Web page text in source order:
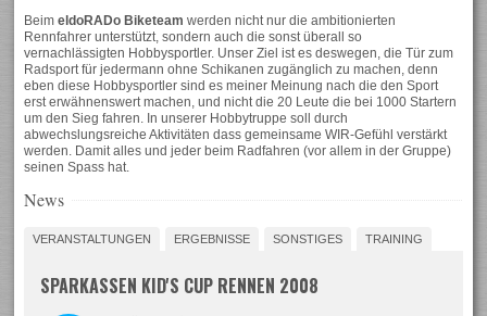
BeimeldoRADo Biketeam werden nicht nur die ambitionierten
Rennfahrer unterstützt, sondern auch die sonst überall so
vernachlässigten Hobbysportler. Unser Ziel ist es deswegen, die Tür zum
Radsport für jedermann ohne Schikanen zugänglich zu machen, denn
eben diese Hobbysportler sind es meiner Meinung nach die den Sport
erst erwähnenswert machen, und nicht die 20 Leute die bei 1000 Startern
um den Sieg fahren. In unserer Hobbytruppe soll durch
abwechslungsreiche Aktivitäten dass gemeinsame WIR-Gefühl verstärkt
werden. Damit alles und jeder beim Radfahren (vor allem in der Gruppe)
seinen Spass hat.
News
VERANSTALTUNGEN ERGEBNISSE SONSTIGES TRAINING
SPARKASSEN KID'S CUP RENNEN 2008